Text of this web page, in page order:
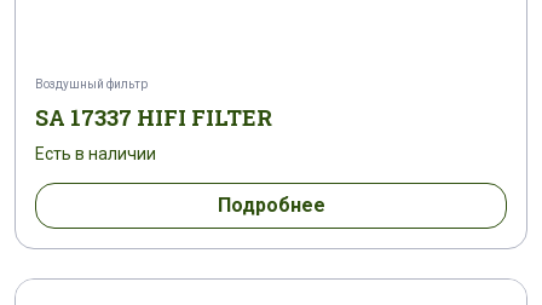
Воздушный фильтр
SA 17337 HIFI FILTER
Есть в наличии
Подробнее